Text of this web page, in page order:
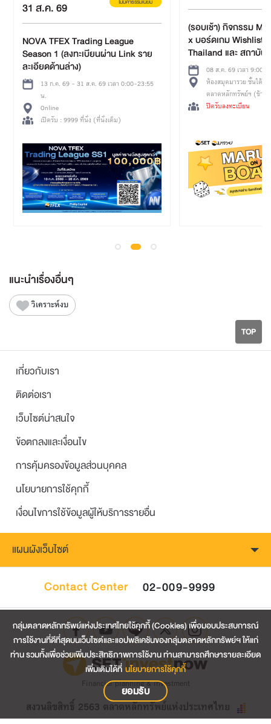
31 ส.ค. 69 ไม่มีค่าธรรมเนียม
NOVA TFEX Trading League
Season 1 (ลงทะเบียนผ่าน Link ราย
ละเอียดด้านล่าง)
13 ก.ค. 69 - 31 ส.ค. 69 เวลา 0:00-23:55
น.
Online
เปิดรับ : 9999 ที่นั่ง (ที่นั่งเต็ม)
(รอบเช้า) กิจกรรม
x บอร์ดเกม Wishlist
Thailand และ สถาบัน
การเรียนรู้08 ส.ค. 69 เวลา 9:00-
ห้องสมุดมารวย ชั้นใต้ดิน อา
ตลาดหลักทรัพย์ฯ (ข้าง
ศูนย์วัฒนธรรมฯ ทางออ
ปิดรับลงทะเบียน
แนะนำเรื่องอื่นๆ
วิเคราะห์งบ
TOP
เกี่ยวกับเรา
ติดต่อเรา
เว็บไซต์น่าสนใจ
ข้อตกลงและเงื่อนไข
การคุ้มครองข้อมูลส่วนบุคคล
นโยบายการใช้คุกกี้
เงื่อนไขการใช้ข้อมูลผู้ให้บริการรายอื่น
แผนผังเว็บไซต์
Contact Center 02-009-9999
Financial planning & investment
สงวนลิขสิทธิ์ 2563 ตลาดหลักทรัพย์แห่งประเทศไทย
กลุ่มตลาดหลักทรัพย์แห่งประเทศไทยใช้คุกกี้ (Cookies) เพื่อมอบประสบการณ์
การใช้งานที่ดีที่สุดบนเว็บไซต์และแอปพลิเคชันของกลุ่มตลาดหลักทรัพย์ฯ ให้แก่
ท่าน รวมทั้งเพื่อช่วยเพิ่มประสิทธิภาพการใช้งาน ท่านสามารถศึกษารายละเอียด
เพิ่มเติมได้ที่ นโยบายการใช้คุกกี้
ยอมรับ